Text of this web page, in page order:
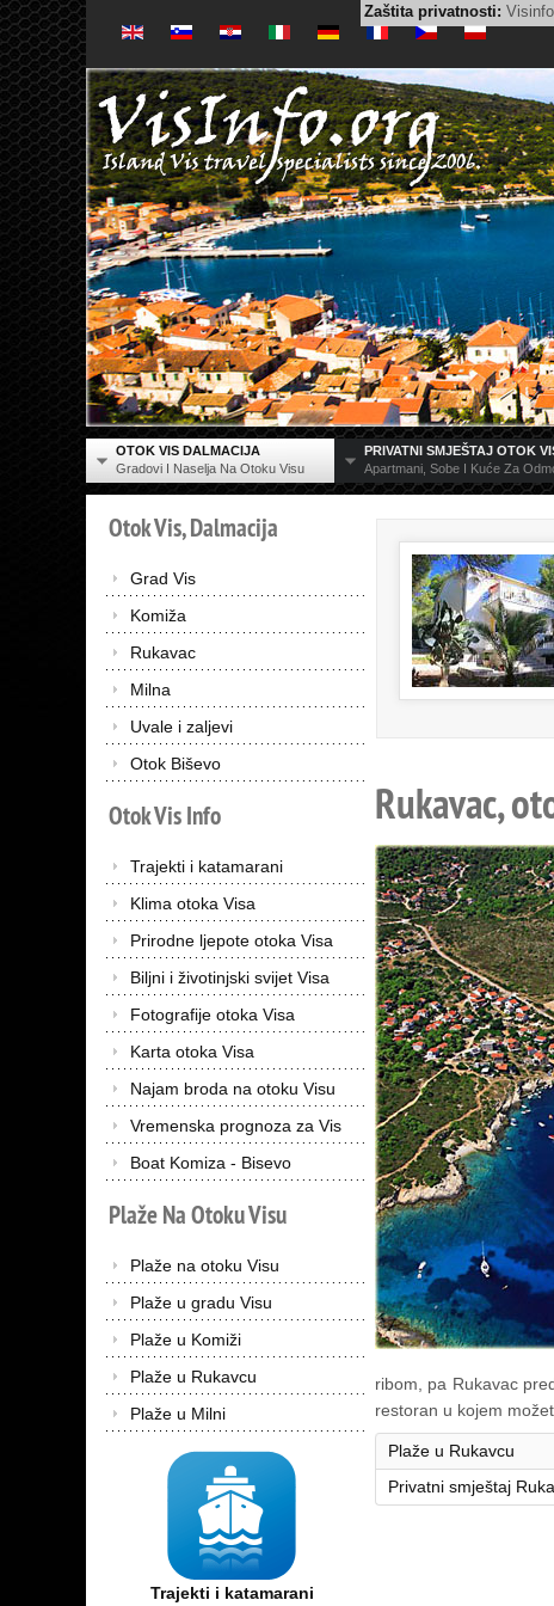
Zaštita privatnosti:
OTOK VIS DALMACIJA
Gradovi I Naselja Na Otoku Visu
PRIVATNI SMJEŠTAJ OTOK
Apartmani, Sobe I Kuće Za
OtokVis,Dalmacija
Grad Vis
Komiža
Rukavac
Milna
Uvale i zaljevi
Otok Biševo
OtokVisInfo
Trajekti i katamarani
Klima otoka Visa
Prirodne ljepote otoka Visa
Biljni i životinjski svijet Visa
Fotografije otoka Visa
Karta otoka Visa
Najam broda na otoku Visu
Vremenska prognoza za Vis
Boat Komiza - Bisevo
PlažeNaOtokuVisu
Plaže na otoku Visu
Plaže u gradu Visu
Plaže u Komiži
Plaže u Rukavcu
Plaže u Milni
Trajekti i katamarani
Rukavac,
ribom, pa Rukavac
restoran u kojem
Plaže u Rukavcu
Privatni smještaj